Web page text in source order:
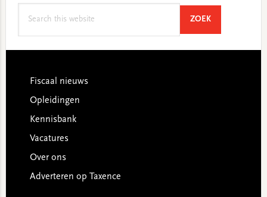
ZOEKSEARCH
Footer
Fiscaal nieuws
Opleidingen
Kennisbank
Vacatures
Over ons
Adverteren op Taxence